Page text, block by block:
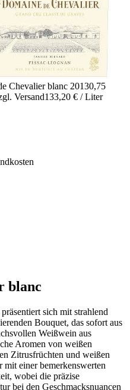
Chevalier blanc 20130,75
Versand133,20 € / Liter
blanc
präsentiert sich mit strahlend
Bouquet, das sofort aus
Weißwein aus
Aromen von weißen
Zitrusfrüchten und weißen
einer bemerkenswerten
wobei die präzise
bei den Geschmacksnuancen